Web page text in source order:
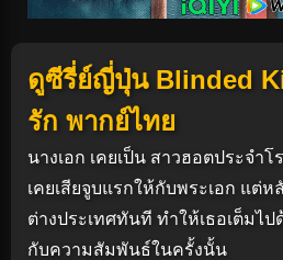
ดูซีรี่ย์ญี่ปุ่น Blinded
รัก พากย์ไทย
นางเอก เคยเป็น สาวฮอตประจำโ
เคยเสียจูบแรกให้กับพระเอก แต่ห
ต่างประเทศทันที ทำให้เธอเต็มไ
กับความสัมพันธ์ในครั้งนั้น